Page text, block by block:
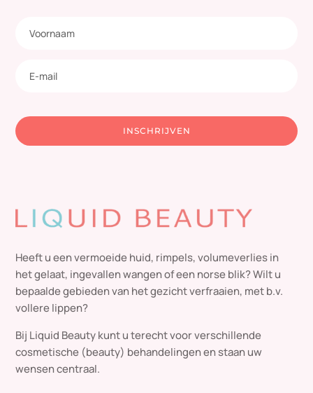
INSCHRIJVEN
Heeft u een vermoeide huid, rimpels, volumeverlies in
het gelaat, ingevallen wangen of een norse blik? Wilt u
bepaalde gebieden van het gezicht verfraaien, met b.v.
vollere lippen?
Bij Liquid Beauty kunt u terecht voor verschillende
cosmetische (beauty) behandelingen en staan uw
wensen centraal.